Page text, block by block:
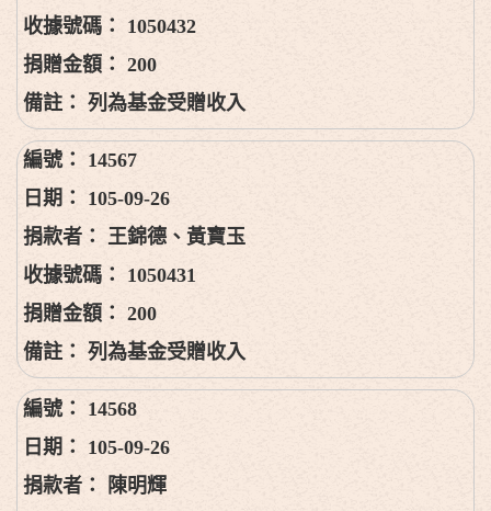
1050432
200
列為基金受贈收入
14567
105-09-26
王錦德、黃寶玉
1050431
200
列為基金受贈收入
14568
105-09-26
陳明輝